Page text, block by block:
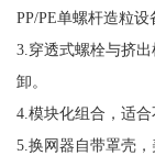
PP/PE单螺杆造粒
3.穿透式螺栓与挤
卸。
4.模块化组合，适合
5.换网器自带罩壳，